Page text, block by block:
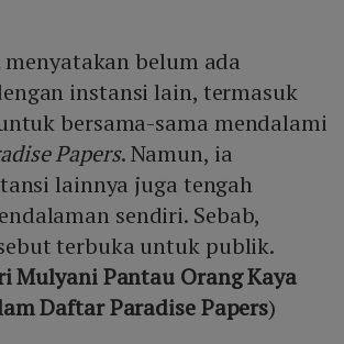
belum ada
instansi lain, termasuk
bersama-sama mendalami
Papers. Namun, ia
lainnya juga tengah
sendiri. Sebab,
terbuka untuk publik.
Mulyani Pantau Orang Kaya
Daftar Paradise Papers)